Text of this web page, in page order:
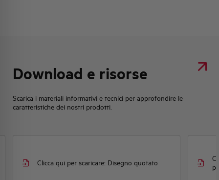
Download e risorse
Scarica i materiali informativi e tecnici per approfondire le
caratteristiche dei nostri prodotti.
Clicca qui per scaricare: Disegno quotato